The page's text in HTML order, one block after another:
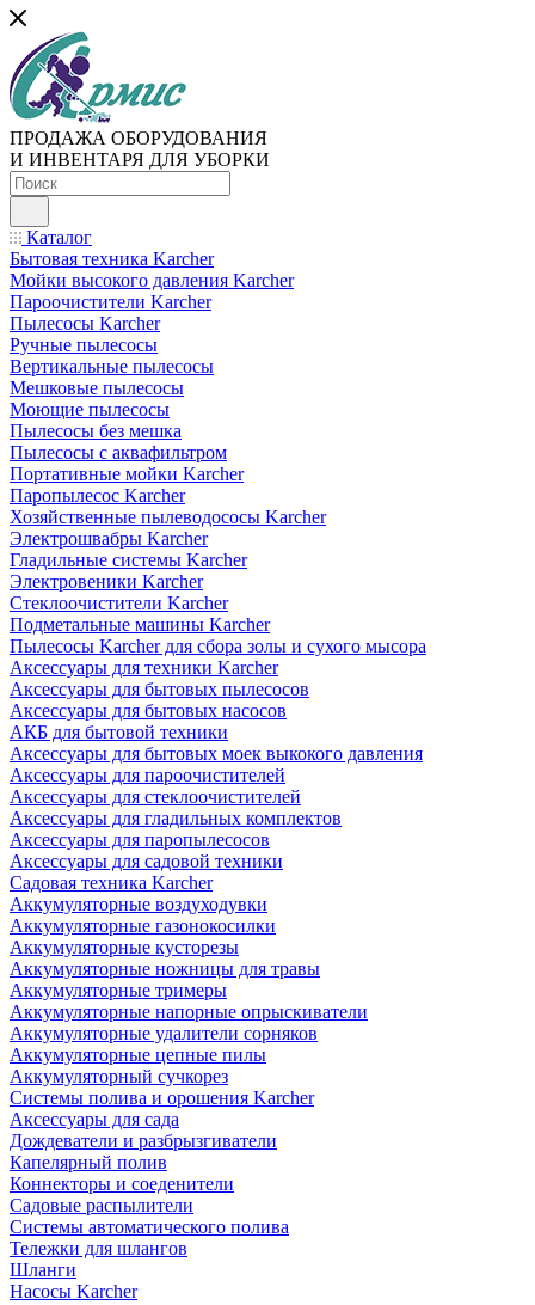
ПРОДАЖА ОБОРУДОВАНИЯ
И ИНВЕНТАРЯ ДЛЯ УБОРКИ
Каталог
Бытовая техника Karcher
Мойки высокого давления Karcher
Пароочистители Karcher
Пылесосы Karcher
Ручные пылесосы
Вертикальные пылесосы
Мешковые пылесосы
Моющие пылесосы
Пылесосы без мешка
Пылесосы с аквафильтром
Портативные мойки Karcher
Паропылесос Karcher
Хозяйственные пылеводососы Karcher
Электрошвабры Karcher
Гладильные системы Karcher
Электровеники Karcher
Стеклоочистители Karcher
Подметальные машины Karcher
Пылесосы Karcher для сбора золы и сухого мысора
Аксессуары для техники Karcher
Аксессуары для бытовых пылесосов
Аксессуары для бытовых насосов
АКБ для бытовой техники
Аксессуары для бытовых моек выкокого давления
Аксессуары для пароочистителей
Аксессуары для стеклоочистителей
Аксессуары для гладильных комплектов
Аксессуары для паропылесосов
Аксессуары для садовой техники
Садовая техника Karcher
Аккумуляторные воздуходувки
Аккумуляторные газонокосилки
Аккумуляторные кусторезы
Аккумуляторные ножницы для травы
Аккумуляторные тримеры
Аккумуляторные напорные опрыскиватели
Аккумуляторные удалители сорняков
Аккумуляторные цепные пилы
Аккумуляторный сучкорез
Системы полива и орошения Karcher
Аксессуары для сада
Дождеватели и разбрызгиватели
Капелярный полив
Коннекторы и соеденители
Садовые распылители
Системы автоматического полива
Тележки для шлангов
Шланги
Насосы Karcher